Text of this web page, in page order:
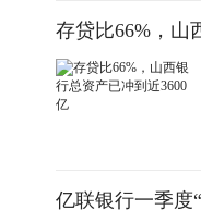
存贷比66%，山
亿联银行一季度